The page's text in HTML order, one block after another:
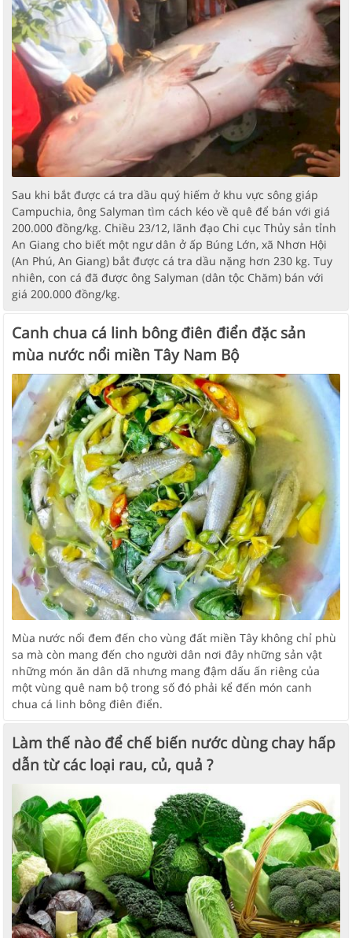
Sau khi bắt được cá tra dầu quý hiếm ở khu vực sông giáp
Campuchia, ông Salyman tìm cách kéo về quê để bán với giá
200.000 đồng/kg. Chiều 23/12, lãnh đạo Chi cục Thủy sản tỉnh
An Giang cho biết một ngư dân ở ấp Búng Lớn, xã Nhơn Hội
(An Phú, An Giang) bắt được cá tra dầu nặng hơn 230 kg. Tuy
nhiên, con cá đã được ông Salyman (dân tộc Chăm) bán với
giá 200.000 đồng/kg.
Canh chua cá linh bông điên điển đặc sản
mùa nước nổi miền Tây Nam Bộ
Mùa nước nổi đem đến cho vùng đất miền Tây không chỉ phù
sa mà còn mang đến cho người dân nơi đây những sản vật
những món ăn dân dã nhưng mang đậm dấu ấn riêng của
một vùng quê nam bộ trong số đó phải kể đến món canh
chua cá linh bông điên điển.
Làm thế nào để chế biến nước dùng chay hấp
dẫn từ các loại rau, củ, quả ?